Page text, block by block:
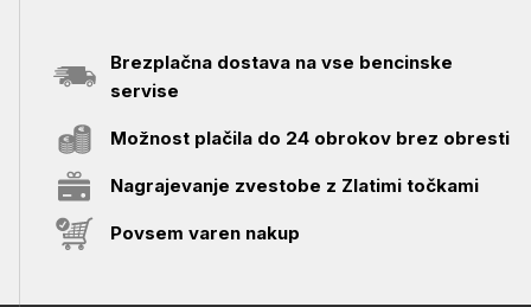
Brezplačna dostava na vse bencinske
servise
Možnost plačila do 24 obrokov brez obresti
Nagrajevanje zvestobe z Zlatimi točkami
Povsem varen nakup